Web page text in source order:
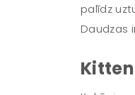
palīdz
Daudzas